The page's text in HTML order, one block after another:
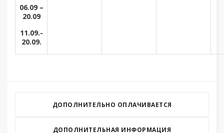
06.09 –
20.09
11.09.-
20.09.
ДОПОЛНИТЕЛЬНО ОПЛАЧИВАЕТСЯ
ДОПОЛНИТЕЛЬНАЯ ИНФОРМАЦИЯ